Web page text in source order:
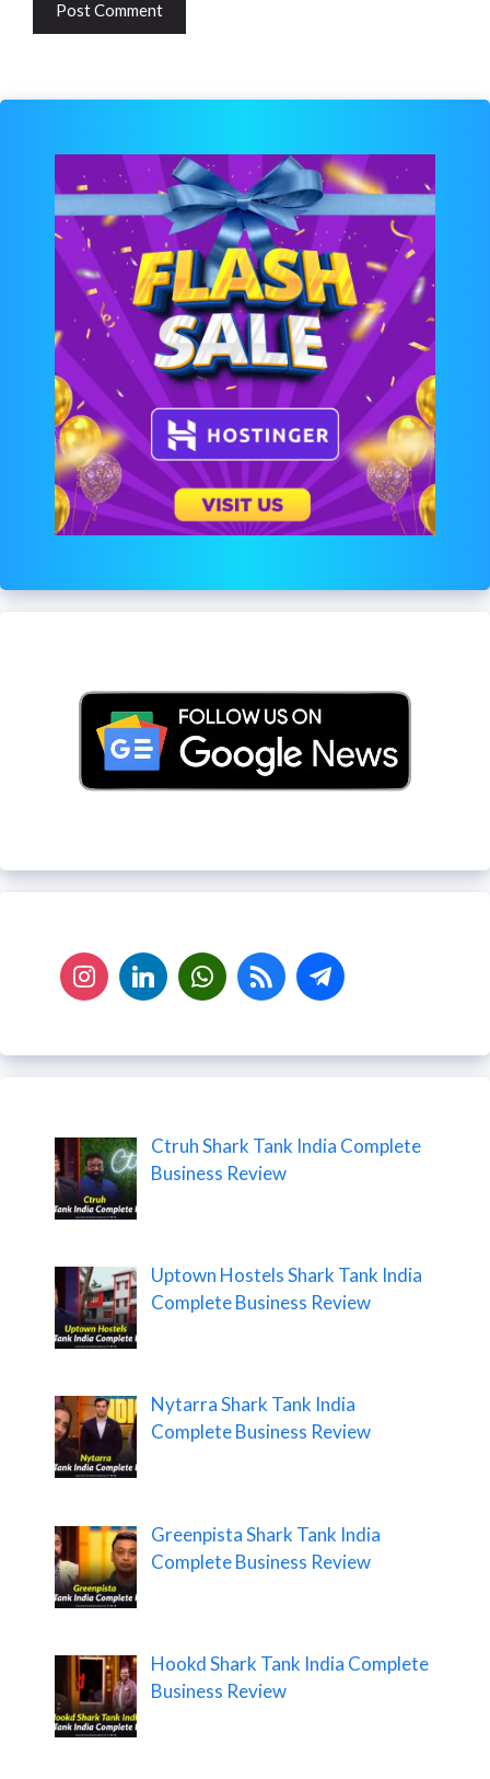
Ctruh Shark Tank India Complete
Business Review
Uptown Hostels Shark Tank India
Complete Business Review
Nytarra Shark Tank India
Complete Business Review
Greenpista Shark Tank India
Complete Business Review
Hookd Shark Tank India Complete
Business Review